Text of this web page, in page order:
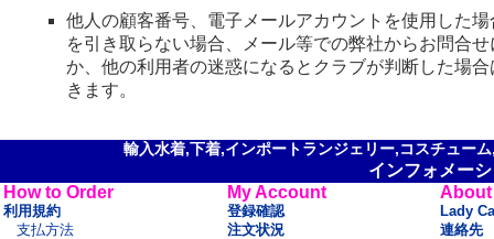
他人の顧客番号、電子メールアカウントを使用した
を引き取らない場合、メール等での弊社からお問合
か、他の利用者の迷惑になるとクラブが判断した場
きます。
輸入水着,下着,インポートランジェリー,コスチュー
インフォメー
How to Order
利用規約
支払方法
My Account
登録確認
注文状況
About
Lady
連絡先